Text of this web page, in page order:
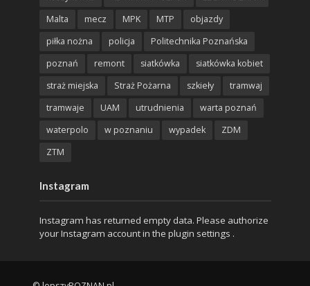
Malta
mecz MPK MTP
objazdy
piłka nożna
policja
Politechnika Poznańska
poznań
remont siatkówka
siatkówka kobiet
straż miejska
Straż Pożarna szkieły
tramwaj
tramwaje
UAM utrudnienia
warta poznań
waterpolo
w poznaniu wypadek
ZDM
ZTM
Instagram
Instagram has returned empty data. Please authorize
your Instagram account in the plugin settings .